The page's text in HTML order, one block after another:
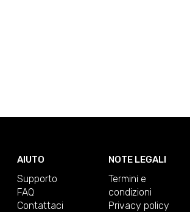
AIUTO
Supporto
FAQ
Contattaci
NOTE LEGALI
Termini e
condizioni
Privacy policy